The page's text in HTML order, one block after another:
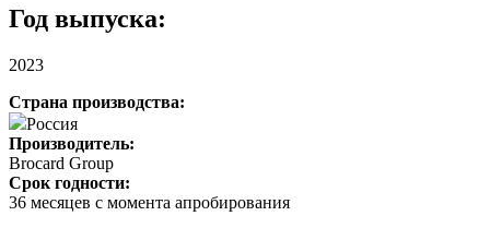
Год выпуска:
2023
Страна производства:
Россия
Производитель:
Brocard Group
Срок годности:
36 месяцев с момента апробирования